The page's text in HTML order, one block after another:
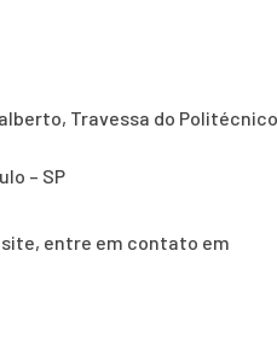
Travessa do
– SP
entre em contato em